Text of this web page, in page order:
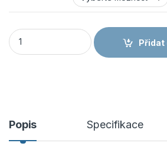
Obuv Bennon LUX S1 sandál množství
Přidat
Popis Specifikace